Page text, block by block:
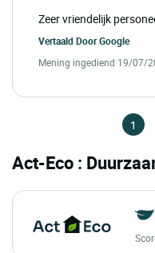
Zeer vriendelijk
Vertaald DoorGoogle
Mening ingediend 19/07/
1
Act-Eco :